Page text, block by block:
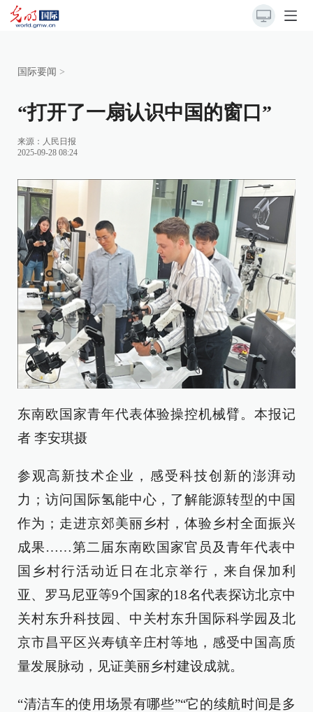
国际要闻 >
“打开了一扇认识中国的窗口”
来源： 人民日报
2025-09-28 08:24
东南欧国家青年代表体验操控机械臂。本报记
者 李安琪摄
参观高新技术企业，感受科技创新的澎湃动
力；访问国际氢能中心，了解能源转型的中国
作为；走进京郊美丽乡村，体验乡村全面振兴
成果……第二届东南欧国家官员及青年代表中
国乡村行活动近日在北京举行，来自保加利
亚、罗马尼亚等9个国家的18名代表探访北京中
关村东升科技园、中关村东升国际科学园及北
京市昌平区兴寿镇辛庄村等地，感受中国高质
量发展脉动，见证美丽乡村建设成就。
“清洁车的使用场景有哪些”“它的续航时间是多